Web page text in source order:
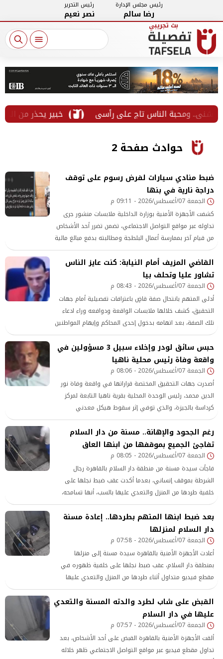
رئيس مجلس الإدارة
رضا سالم
رئيس التحرير
نصر نعيم
خبير يحذر من الخطوط
حوادث صفحة 2
ضبط منادي سيارات لفرض رسوم على توقف
دراجة نارية في بنها
الجمعة 07/أغسطس/2026 - 09:11 م
كشفت الأجهزة الأمنية بوزارة الداخلية ملابسات منشور جرى
تداوله عبر مواقع التواصل الاجتماعي، تضمن تضرر أحد الأشخاص
من قيام آخر بممارسة أعمال البلطجة ومطالبته بدفع مبالغ مالية
مقابل توقف دراجته النارية بأحد شوارع مدينة بنها بمحافظة
القليوبية.
القاضي المزيف أمام النيابة: كنت عايز الناس
تشاور عليا وتحلف بيا
الجمعة 07/أغسطس/2026 - 08:43 م
أدلى المتهم بانتحال صفة قاضٍ باعترافات تفصيلية أمام جهات
التحقيق، كشف خلالها ملابسات الواقعة ودوافعه وراء ادعاء
تلك الصفة، بعد اتهامه بدخول إحدى المحاكم وإيهام المواطنين
بقدرته على إنهاء مصالحهم، في القضية التي أثارت جدلًا
واسعًا.
حبس سائق لودر وإخلاء سبيل 3 مسؤولين في
واقعة وفاة رئيس محلية ناهيا
الجمعة 07/أغسطس/2026 - 08:06 م
أصدرت جهات التحقيق المختصة قراراتها في واقعة وفاة نور
الدين محمد، رئيس الوحدة المحلية بقرية ناهيا التابعة لمركز
كرداسة بالجيزة، والذي توفي إثر سقوط هيكل معدني
«جمالون» عليه أثناء مشاركته في حملة لإزالة التعديات
والمخالفات
رغم الجحود والإهانة.. مسنة من دار السلام
تفاجئ الجميع بموقفها من ابنها العاق
الجمعة 07/أغسطس/2026 - 08:05 م
فاجأت سيدة مسنة من منطقة دار السلام بالقاهرة رجال
الشرطة بموقف إنساني، بعدما أكدت عقب ضبط نجلها على
خلفية طردها من المنزل والتعدي عليها بالسب، أنها تسامحه،
وطالبت فقط بعدم طردها من منزلها مرة أخرى
بعد ضبط ابنها المتهم بطردها.. إعادة مسنة
دار السلام لمنزلها
الجمعة 07/أغسطس/2026 - 07:58 م
أعادت الأجهزة الأمنية بالقاهرة سيدة مسنة إلى منزلها
بمنطقة دار السلام، عقب ضبط نجلها على خلفية ظهوره في
مقطع فيديو متداول أثناء طردها من المنزل والتعدي عليها
بالسب
القبض على شاب لطرد والدته المسنة والتعدي
عليها في دار السلام
الجمعة 07/أغسطس/2026 - 07:57 م
ألقت الأجهزة الأمنية بالقاهرة القبض على أحد الأشخاص، بعد
تداول مقطع فيديو عبر مواقع التواصل الاجتماعي ظهر خلاله